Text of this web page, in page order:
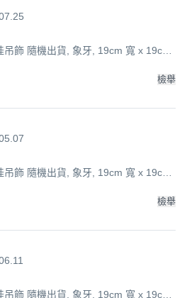
飾 隨機出貨, 象牙, 19cm 寬 x 19cm
檢舉
飾 隨機出貨, 象牙, 19cm 寬 x 19cm
檢舉
飾 隨機出貨, 象牙, 19cm 寬 x 19cm